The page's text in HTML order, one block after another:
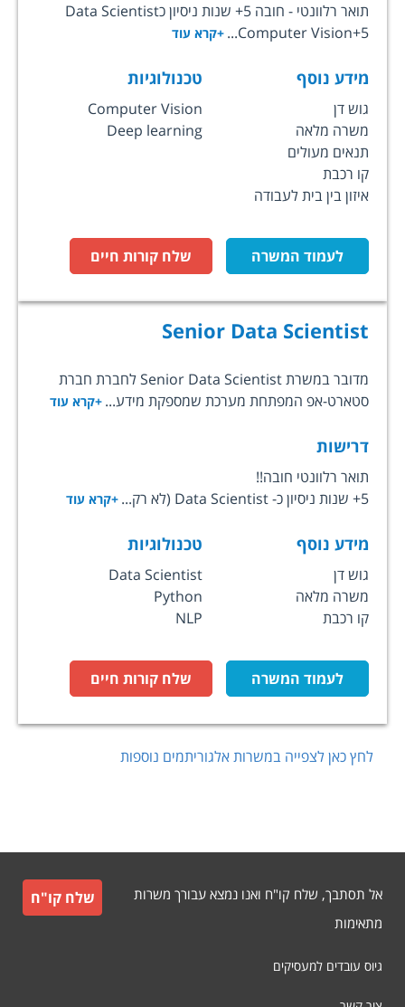
תואר רלוונטי - חובה 5+ שנות ניסיון כData Scientist
Computer Vision+5...
+קרא עוד
מידע נוסף
גוש דן
משרה מלאה
תנאים מעולים
קו רכבת
איזון בין בית לעבודה
טכנולוגיות
Computer Vision
Deep learning
לעמוד המשרה שלח קורות חיים
Senior Data Scientist
מדובר במשרת Senior Data Scientist לחברת חברת
סטארט-אפ המפתחת מערכת שמספקת מידע... +קרא עוד
דרישות
תואר רלוונטי חובה!!
5+ שנות ניסיון כ- Data Scientist (לא רק...
+קרא עוד
מידע נוסף
גוש דן
משרה מלאה
קו רכבת
טכנולוגיות
Data Scientist
Python
NLP
לעמוד המשרה שלח קורות חיים
לחץ כאן לצפייה במשרותאלגוריתמים נוספות
אל תסתבך, שלח קו"ח ואנו נמצא עבורך משרות
מתאימות
שלח קו"ח
גיוס עובדים למעסיקים